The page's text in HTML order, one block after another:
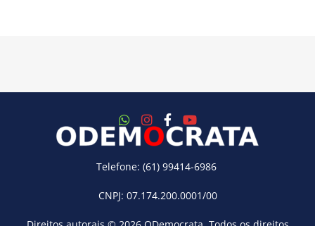
Telefone: (61) 99414-6986
CNPJ: 07.174.200.0001/00